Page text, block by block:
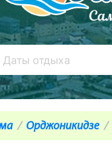
Орджоникидзе